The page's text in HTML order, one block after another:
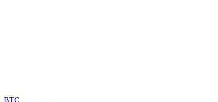
BTC